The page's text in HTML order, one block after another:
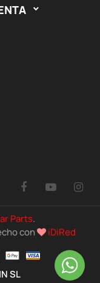

Facebook
Parts.
con
iDiRed
SL